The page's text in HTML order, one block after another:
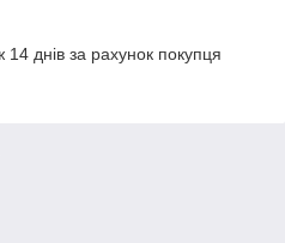
днів за рахунок покупця